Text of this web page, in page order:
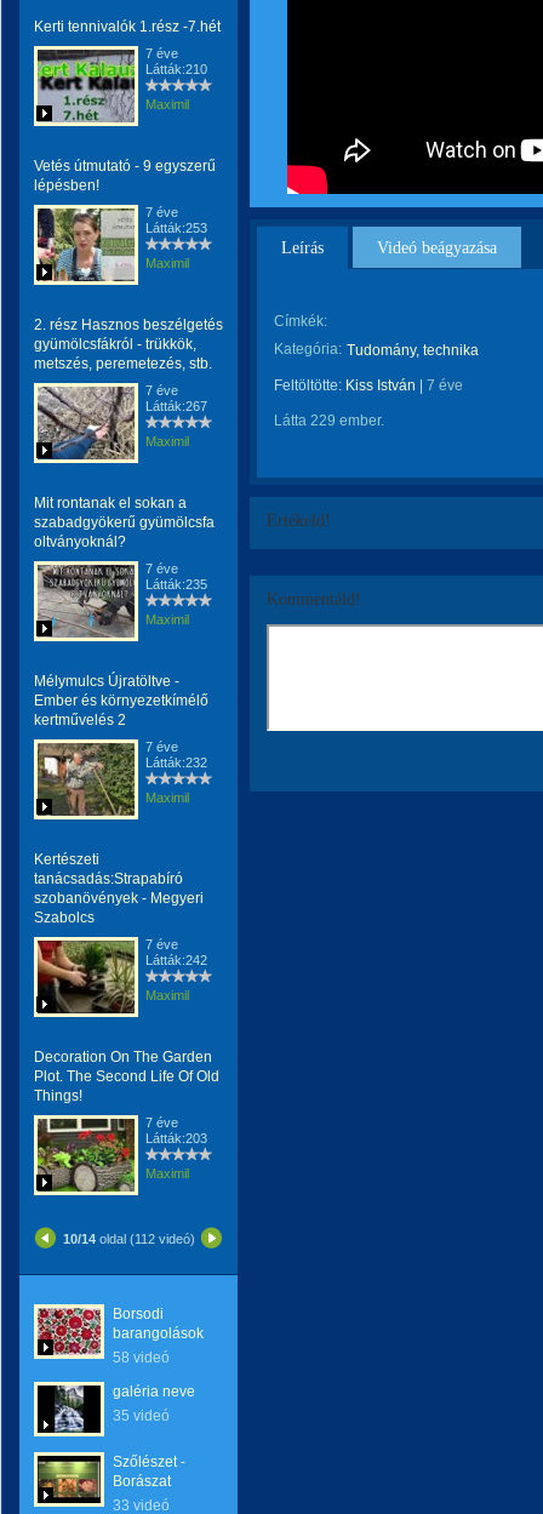
Kerti tennivalók 1.rész -7.hét
7 éve
Látták:210
Maximil
Vetés útmutató - 9 egyszerű
lépésben!
7 éve
Látták:253
Maximil
2. rész Hasznos beszélgetés
gyümölcsfákról - trükkök,
metszés, peremetezés, stb.
7 éve
Látták:267
Maximil
Mit rontanak el sokan a
szabadgyökerű gyümölcsfa
oltványoknál?
7 éve
Látták:235
Maximil
Mélymulcs Újratöltve -
Ember és környezetkímélő
kertművelés 2
7 éve
Látták:232
Maximil
Kertészeti
tanácsadás:Strapabíró
szobanövények - Megyeri
Szabolcs
7 éve
Látták:242
Maximil
Decoration On The Garden
Plot. The Second Life Of Old
Things!
7 éve
Látták:203
Maximil
10/14oldal (112 videó)
Borsodi
barangolások
58 videó
galéria neve
35 videó
Szőlészet -
Borászat
33 videó
Leírás Videó beágyazása
Címkék:
Kategória: Tudomány, technika
Feltöltötte: Kiss István 7 éve
Látta 229 ember.
Értékeld!
Kommentáld!